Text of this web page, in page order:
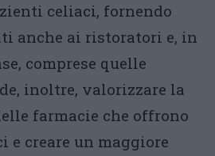
celiaci, fornendo
anche ai ristoratori e, in
comprese quelle
inoltre, valorizzare la
farmacie che offrono
e creare un maggiore